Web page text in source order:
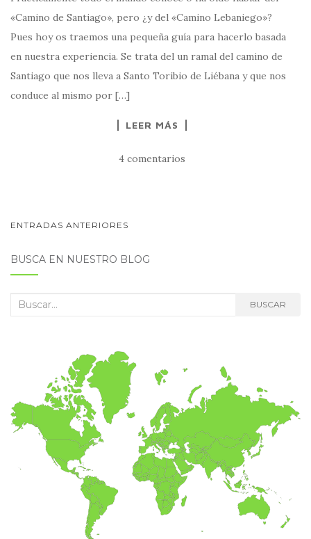
«Camino de Santiago», pero ¿y del «Camino Lebaniego»?
Pues hoy os traemos una pequeña guía para hacerlo basada
en nuestra experiencia. Se trata del un ramal del camino de
Santiago que nos lleva a Santo Toribio de Liébana y que nos
conduce al mismo por […]
LEER MÁS
4 comentarios
NAVEGACIÓN
POSTS
ENTRADAS ANTERIORES
BUSCA EN NUESTRO BLOG
Buscar: BUSCAR